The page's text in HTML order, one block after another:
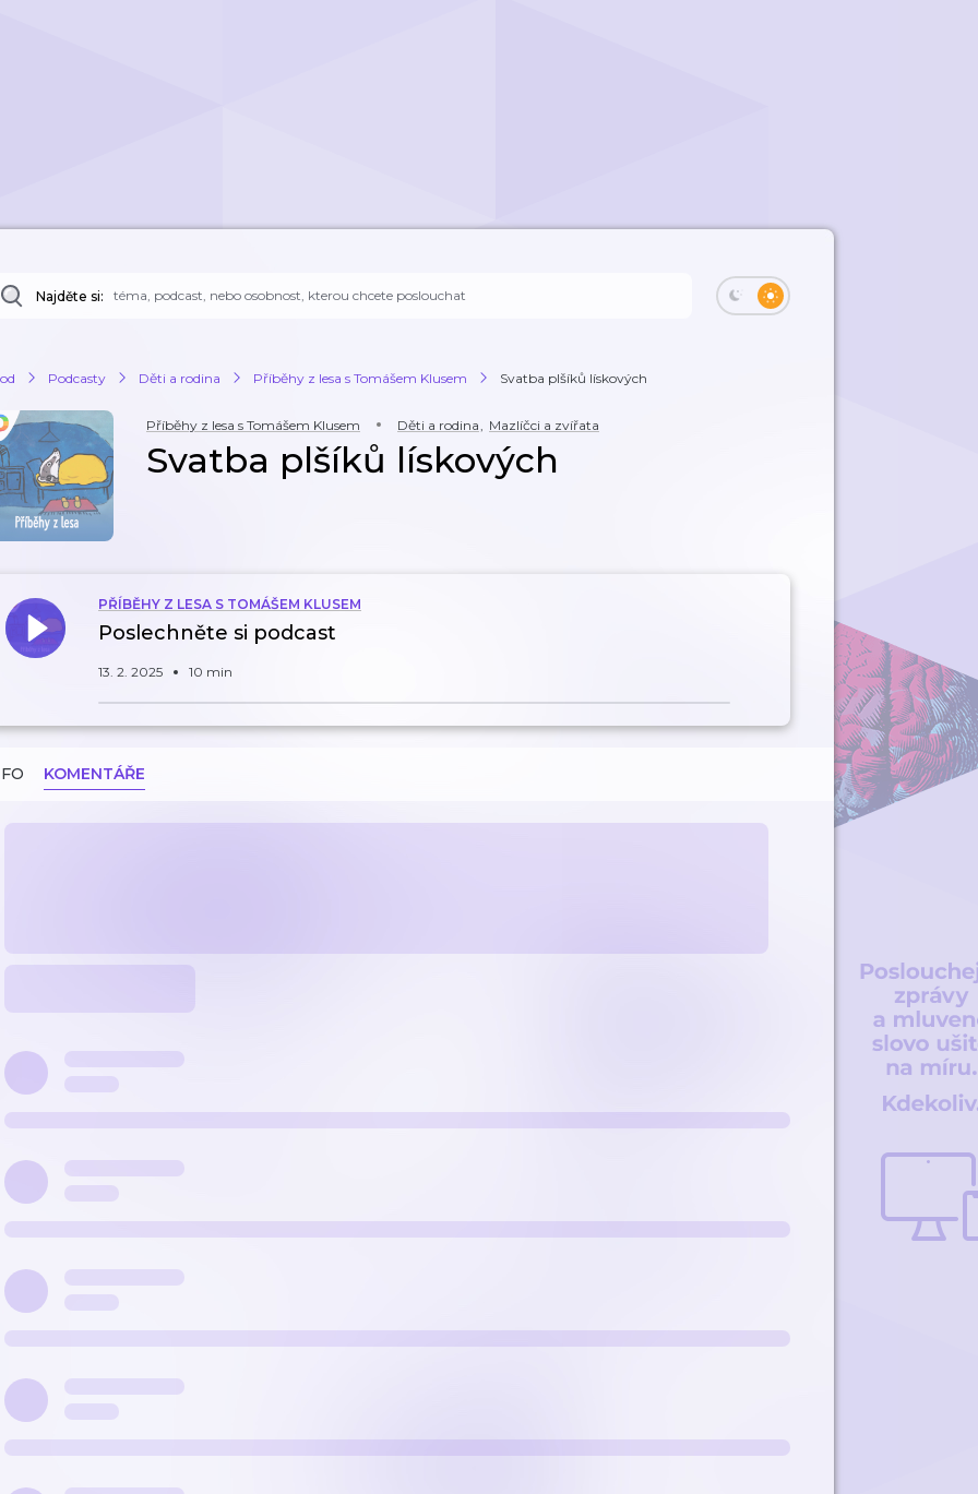
Najděte si:
Podcasty Děti a rodina Příběhy z lesa s Tomášem Klusem Svatba plšíků lískových
Příběhy z lesa s Tomášem Klusem Děti a rodina, Mazlíčci a zvířata
Svatba plšíků lískových
PŘÍBĚHY Z LESA S TOMÁŠEM KLUSEM
Poslechněte si podcast
13. 2. 2025 10 min
KOMENTÁŘE